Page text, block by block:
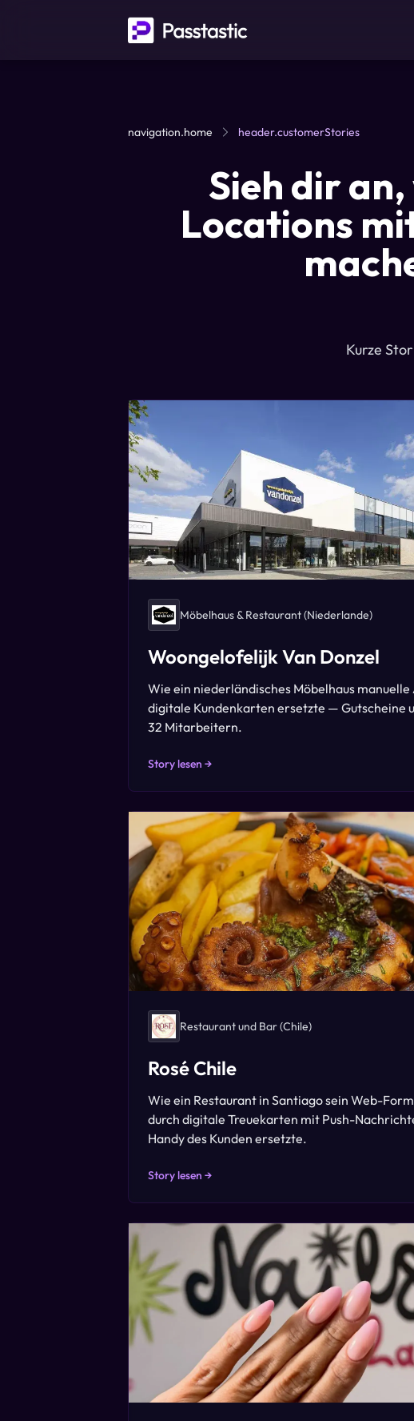
navigation.home header.customerStories
Sieh dir
Locations
Kurze
Möbelhaus & Restaurant(Niederlande)
Woongelofelijk Van Donzel
Wie ein niederländisches Möbelhaus manuelle
digitale Kundenkarten ersetzte — Gutscheine
32 Mitarbeitern.
Story lesen →
Restaurant und Bar(Chile)
Rosé Chile
Wie ein Restaurant in Santiago sein Web-
durch digitale Treuekarten mit Push-
Handy des Kunden ersetzte.
Story lesen →